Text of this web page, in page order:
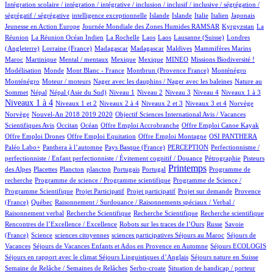
Intégration scolaire / intégration / intégrative / inclusion / inclusif / inclusive / ségrégation /
ségrégatif / ségrégative
1/1151 intelligence exceptionnelle
11/1151 Islande
10/1151 Islande
20/1151 Italie
92/1151 Italien
6/1151 Japonais
2/1151
Jeunesse en Action Europe
5/1151 Journée Mondiale des Zones Humides RAMSAR
101/1151 Kyrgyzstan
6/1151
La
Réunion
4/1151 La Réunion Océan Indien
2/1151 La Rochelle
1/1151 Laos
1/1151 Laos
4/1151 Lausanne (Suisse)
59/1151
Londres
(Angleterre)
1/1151 Lorraine (France)
5/1151 Madagascar
5/1151 Madagascar
2/1151 Maldives
1/1151 Mammifères Marins
10/1151
Maroc
11/1151Martinique
1/1151 Mental / mentaux
1/1151 Mexique
1/1151 Mexique
53/1151 MINEO
54/1151 Missions Biodiversité !
1/1151
Modélisation
3/1151 Monde
3/1151 Mont Blanc - France
11/1151 Montbrun (Provence France)
18/1151 Monténégro
18/1151
Monténégro
1/1151 Moteur / moteurs
1/1151 Nager avec les dauphins / Nager avec les baleines
3/1151
Nature au
Sommet
24/1151Népal
24/1151 Népal (Asie du Sud)
16/1151 Niveau 1
12/1151 Niveau 2
16/1151 Niveau 3
121/1151 Niveau 4
164/1151 Niveaux 1 à 3
494/1151
Niveaux 1 à 4
20/1151 Niveaux 1 et 2
78/1151 Niveaux 2 à 4
15/1151 Niveaux 2 et 3
211/1151 Niveaux 3 et 4
3/1151 Norvège
3/1151
Norvège
26/1151Nouvel-An 2018 2019 2020
1/1151
Objectif Sciences International Avis / Vacances
Scientifiques Avis
7/1151 Occitan
224/1151 Océan
1/1151 Offre Emploi Accrobranche
1/1151 Offre Emploi Canoe Kayak
1/1151
Offre Emploi Drones
1/1151 Offre Emploi Equitation
1/1151 Offre Emploi Montagne
114/1151 OSI PANTHERA
118/1151
Paléo Labo+
113/1151 Panthera à l’automne
5/1151 Pays Basque (France)
67/1151 PERCEPTION
1/1151
Perfectionnisme /
perfectionniste / Enfant perfectionniste / Évitement cognitif / Douance
20/1151 Pétrographie
10/1151
Pisteurs
des Alpes
3/1151 Placettes
1/1151 Plancton
1/1151 plancton
14/1151 Portugais
2/1151 Portugal
523/1151 Printemps
1/1151
Programme de
recherche
1/1151 Programme de science / Programme scientifique
2/1151
Programme de Science /
Programme Scientifique
1/1151 Projet Participatif
1/1151 Projet participatif
20/1151 Projet sur demande
99/1151
Provence
(France)
7/1151 Québec
1/1151
Raisonnement / Surdouance / Raisonnements spéciaux / Verbal /
Raisonnement verbal
1/1151 Recherche Scientifique
1/1151 Recherche Scientifique
1/1151 Recherche scientifique
1/1151
Rencontres de l’Excellence / Excellence
3/1151 Robots sur les traces de l’Ours
101/1151 Russe
5/1151
Savoie
(France)
21/1151Science
1/1151 sciences citoyennes
1/1151 sciences participatives
2/1151 Séjours au Maroc
100/1151
Séjours de
Vacances
85/1151Séjours de Vacances Enfants et Ados en Provence en Automne
6/1151 Séjours ECOLOGIS
20/1151
Séjours en rapport avec le climat
79/1151 Séjours Linguistiques d’Anglais
12/1151 Séjours nature en Suisse
100/1151
Semaine de Relâche / Semaines de Relâches
18/1151 Serbo-croate
1/1151
Situation de handicap / porteur